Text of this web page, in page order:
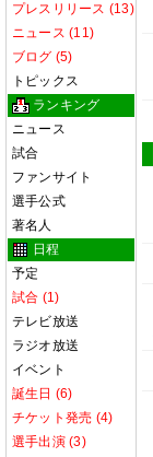
プレスリリース (13)
ニュース (11)
ブログ (5)
トピックス
ランキング
ニュース
試合
ファンサイト
選手公式
著名人
日程
予定
試合 (1)
テレビ放送
ラジオ放送
イベント
誕生日 (6)
チケット発売 (4)
選手出演 (3)